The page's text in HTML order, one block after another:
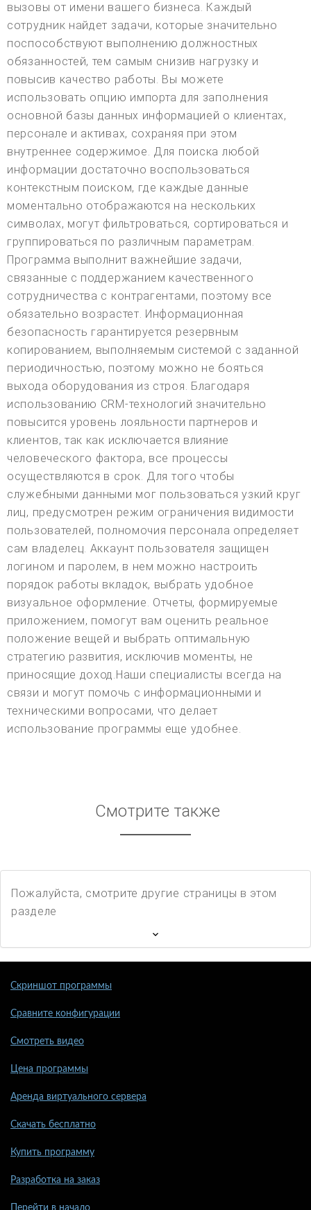
вызовы от имени вашего бизнеса. Каждый
сотрудник найдет задачи, которые значительно
поспособствуют выполнению должностных
обязанностей, тем самым снизив нагрузку и
повысив качество работы. Вы можете
использовать опцию импорта для заполнения
основной базы данных информацией о клиентах,
персонале и активах, сохраняя при этом
внутреннее содержимое. Для поиска любой
информации достаточно воспользоваться
контекстным поиском, где каждые данные
моментально отображаются на нескольких
символах, могут фильтроваться, сортироваться и
группироваться по различным параметрам.
Программа выполнит важнейшие задачи,
связанные с поддержанием качественного
сотрудничества с контрагентами, поэтому все
обязательно возрастет. Информационная
безопасность гарантируется резервным
копированием, выполняемым системой с заданной
периодичностью, поэтому можно не бояться
выхода оборудования из строя. Благодаря
использованию CRM-технологий значительно
повысится уровень лояльности партнеров и
клиентов, так как исключается влияние
человеческого фактора, все процессы
осуществляются в срок. Для того чтобы
служебными данными мог пользоваться узкий круг
лиц, предусмотрен режим ограничения видимости
пользователей, полномочия персонала определяет
сам владелец. Аккаунт пользователя защищен
логином и паролем, в нем можно настроить
порядок работы вкладок, выбрать удобное
визуальное оформление. Отчеты, формируемые
приложением, помогут вам оценить реальное
положение вещей и выбрать оптимальную
стратегию развития, исключив моменты, не
приносящие доход.Наши специалисты всегда на
связи и могут помочь с информационными и
техническими вопросами, что делает
использование программы еще удобнее.
Смотрите также
Пожалуйста, смотрите другие страницы в этом
разделе
Скриншот программы
Сравните конфигурации
Смотреть видео
Цена программы
Аренда виртуального сервера
Скачать бесплатно
Купить программу
Разработка на заказ